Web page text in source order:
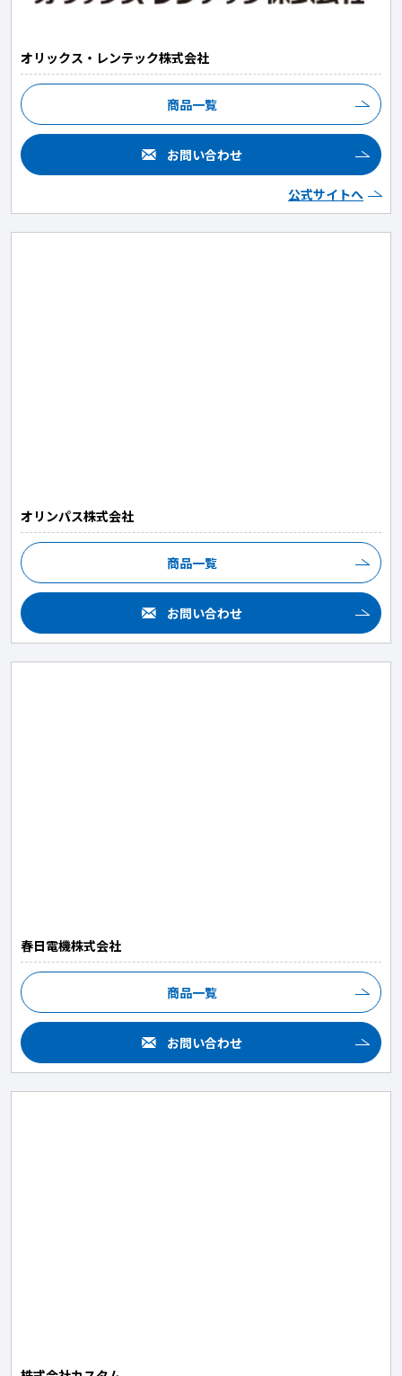
オリックス・レンテック株式会社
商品一覧
お問い合わせ
公式サイトへ
オリンパス株式会社
商品一覧
お問い合わせ
春日電機株式会社
商品一覧
お問い合わせ